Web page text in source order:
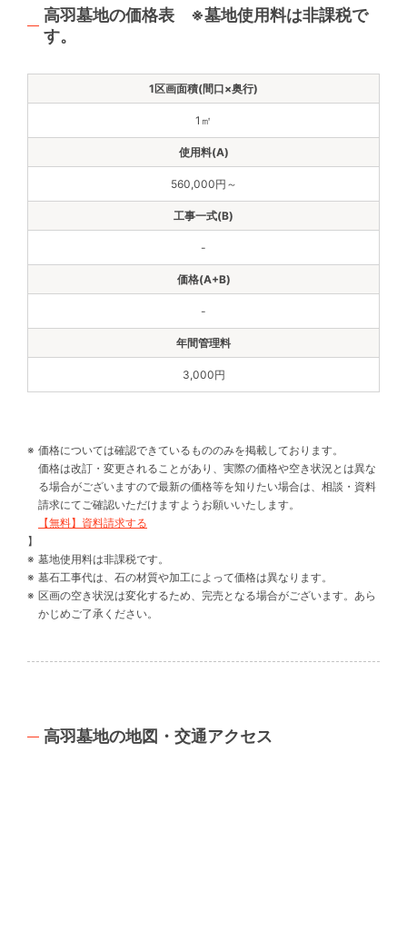
高羽墓地の価格表 ※墓地使用料は非課税で
す。
1㎡
560,000円～
-
-
3,000円
価格については確認できているもののみを掲載しております。
価格は改訂・変更されることがあり、実際の価格や空き状況とは異な
る場合がございますので最新の価格等を知りたい場合は、相談・資料
請求にてご確認いただけますようお願いいたします。
【無料】資料請求する
】
墓地使用料は非課税です。
墓石工事代は、石の材質や加工によって価格は異なります。
区画の空き状況は変化するため、完売となる場合がございます。あら
かじめご了承ください。
高羽墓地の地図・交通アクセス